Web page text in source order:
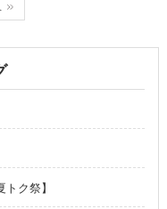
ク祭】